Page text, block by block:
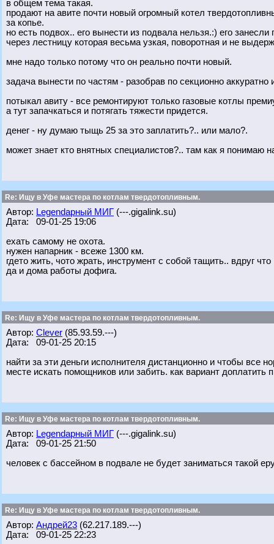
в общем тема такая.
продают на авите почти новый огромный котел
за копье.
но есть подвох.. его вынести из подвала нельзя.:) его
через лестницу которая весьма узкая, поворотная и не
мне надо только потому что он реально почти новый.
задача вынести по частям - разобрав по секционно аккуратно
потыкал авиту - все ремонтируют только газовые котлы
а тут запачкаться и потягать тяжести придется.
денег - ну думаю тыщь 25 за это заплатить?.. или мало?.
может знает кто внятных специалистов?.. там как я понимаю
Re: Ищу в Уфе мастера по котлам твердотопливным.
Автор: Legendарный МИГ (---.gigalink.su)
Дата: 09-01-25 19:06
ехать самому не охота.
нужен напарник - всеже 1300 км.
гдето жить, чото жрать, инструмент с собой тащить.. вдруг что
да и дома работы дофига.
Re: Ищу в Уфе мастера по котлам твердотопливным.
Автор: Clever (85.93.59.---)
Дата: 09-01-25 20:15
найти за эти деньги исполнителя дистанционно и чтобы все
месте искать помощников или забить. как вариант
Re: Ищу в Уфе мастера по котлам твердотопливным.
Автор: Legendарный МИГ (---.gigalink.su)
Дата: 09-01-25 21:50
человек с бассейном в подвале не будет заниматься такой
Re: Ищу в Уфе мастера по котлам твердотопливным.
Автор: Андрей23 (62.217.189.---)
Дата: 09-01-25 22:23